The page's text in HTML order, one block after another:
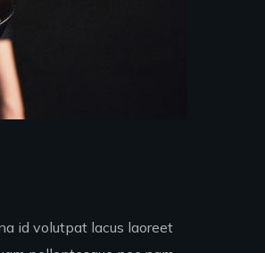
id volutpat lacus laoreet